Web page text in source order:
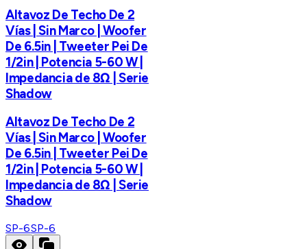
Altavoz De Techo De 2
Vías | Sin Marco | Woofer
De 6.5in | Tweeter Pei De
1/2in | Potencia 5-60 W |
Impedancia de 8Ω | Serie
Shadow
Altavoz De Techo De 2
Vías | Sin Marco | Woofer
De 6.5in | Tweeter Pei De
1/2in | Potencia 5-60 W |
Impedancia de 8Ω | Serie
Shadow
SP-6SP-6